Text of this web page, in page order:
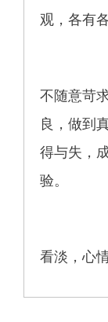
观，各有
不随意苛
良，做到
得与失，
验。
看淡，心